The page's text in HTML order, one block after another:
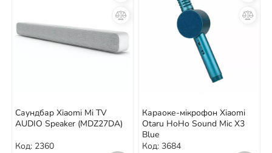
Саундбар Xiaomi Mi TV
AUDIO Speaker (MDZ27DA)
Код: 2360
Караоке-мікрофон Xiaomi
Otaru HoHo Sound Mic X3
Blue
Код: 3684